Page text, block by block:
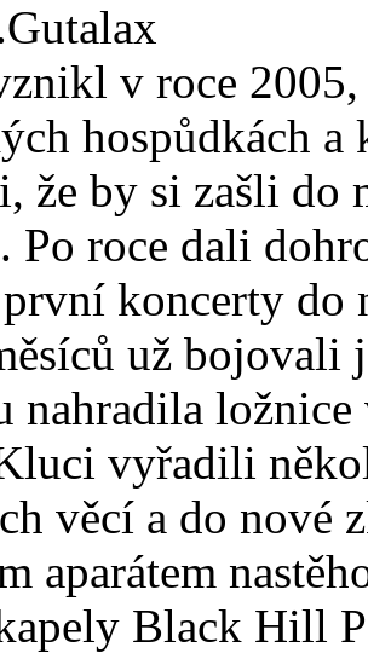
Gutalax
v roce
hospůdkách
že by si zašli do
Po roce dali
koncerty do
už bojovali
nahradila
vyřadili
věcí a do nové
aparátem
Black Hill